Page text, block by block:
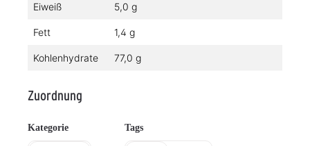
Eiweiß 5,0 g
Fett 1,4 g
Kohlenhydrate 77,0 g
Zuordnung
Kategorie Tags